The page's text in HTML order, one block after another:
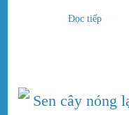
Đọc tiếp